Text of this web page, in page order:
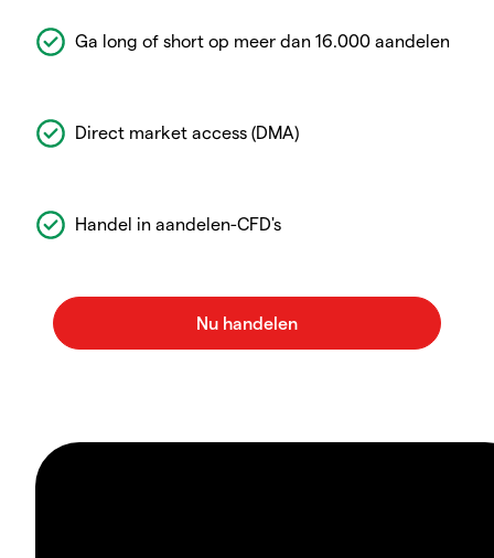
Ga long of short op meer dan 16.000 aandelen
Direct market access (DMA)
Handel in aandelen-CFD's